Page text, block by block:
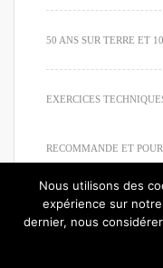
50 ANS SUR TERRE ET
EXERCICES
RECOMMANDE ET
© 2020. Tous
Nous utilisons des
expérience sur
dernier, nous